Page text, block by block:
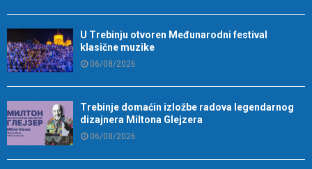
U Trebinju otvoren Međunarodni festival
klasične muzike
06/08/2026
Trebinje domaćin izložbe radova legendarnog
dizajnera Miltona Glejzera
06/08/2026